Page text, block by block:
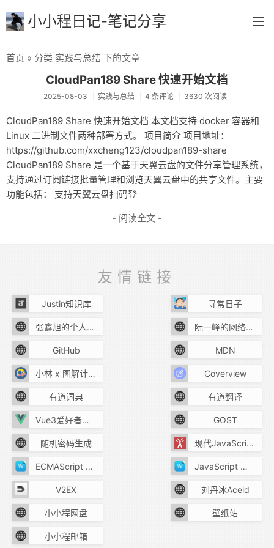
小小程日记-笔记分享
生活与感悟
实践与总结
快速查阅
学习与笔记
打卡打卡
更多
首页 » 分类 实践与总结 下的文章
CloudPan189 Share 快速开始文档
2025-08-03 实践与总结 4 条评论 3630 次阅读
CloudPan189 Share 快速开始文档 本文档支持 docker 容器和
Linux 二进制文件两种部署方式。 项目简介 项目地址：
https://github.com/xxcheng123/cloudpan189-share
CloudPan189 Share 是一个基于天翼云盘的文件分享管理系统，
支持通过订阅链接批量管理和浏览天翼云盘中的共享文件。主要
功能包括： 支持天翼云盘扫码登
- 阅读全文 -
友情链接
Justin知识库 寻常日子
张鑫旭的个人主页 阮一峰的网络日志
GitHub MDN
小林 x 图解计算机基础 Coverview
有道词典 有道翻译
Vue3爱好者组建的站点 GOST
随机密码生成 现代JavaScript教程
ECMAScript 6 教程 JavaScript 教程
V2EX 刘丹冰Aceld
小小程网盘 壁纸站
小小程邮箱